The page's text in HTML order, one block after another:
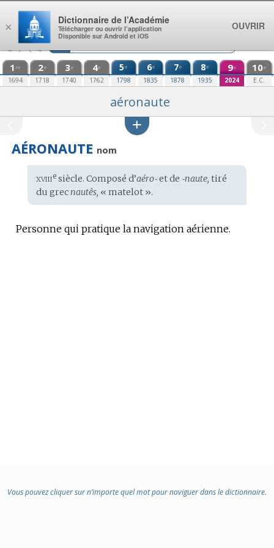
Aller au contenu
1 re
1694
2e
1718
3e
1740
4e
1762
5e
1798
6e
1835
7e
1878
8e
1935
9e
2024
10e
E.C.
aéronaute
AÉRONAUTE nom
Étymologie
:
xviiiesiècle. Composé d’aéro‑et de ‑naute, tiré
du grecnautês, « matelot ».
Personne qui pratique la navigation aérienne.
Vous pouvez cliquer sur n’importe quel mot pour naviguer dans le dictionnaire.
×
Dictionnaire de l’Académie
Télécharger ou ouvrir l’application
Disponible sur Android et iOS
OUVRIR